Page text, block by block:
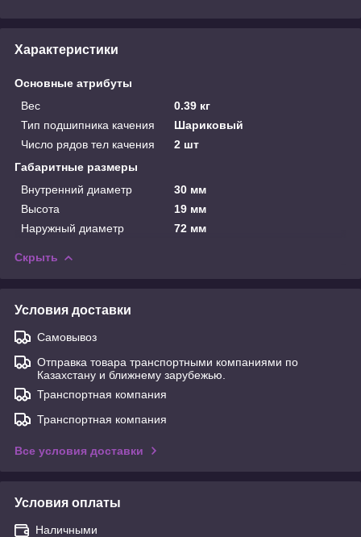
Характеристики
Основные атрибуты
Вес
0.39 кг
Тип подшипника качения
Шариковый
Число рядов тел качения
2 шт
Габаритные размеры
Внутренний диаметр
30 мм
Высота
19 мм
Наружный диаметр
72 мм
Скрыть
Условия доставки
Самовывоз
Отправка товара транспортными компаниями по
Казахстану и ближнему зарубежью.
Транспортная компания
Транспортная компания
Все условия доставки
Условия оплаты
Наличными